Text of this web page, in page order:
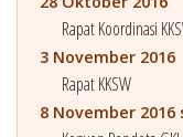
Rapat Koordinasi
3 November 2016
Rapat KKSW
8 November 2016